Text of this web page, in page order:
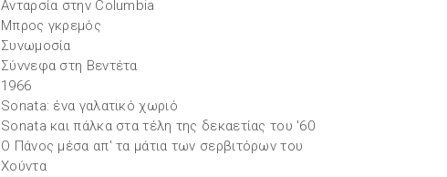
Ανταρσία στην Columbia
Μπρος γκρεμός
Συνωμοσία
Σύννεφα στη Βεντέτα
1966
Sonata: ένα γαλατικό χωριό
Sonata και πάλκα στα τέλη της δεκαετίας του '60
Ο Πάνος μέσα απ' τα μάτια των σερβιτόρων του
Χούντα